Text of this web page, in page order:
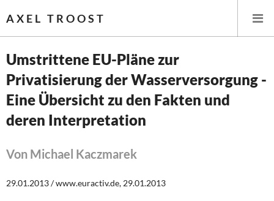
AXEL TROOST
Startseite
Themen
Umstrittene EU-Pläne zur
Privatisierung der Wasserversorgung -
Eine Übersicht zu den Fakten und
deren Interpretation
Von Michael Kaczmarek
29.01.2013 / www.euractiv.de, 29.01.2013